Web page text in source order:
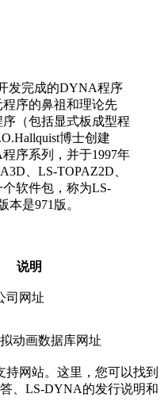
发完成的DYNA程序
序的鼻祖和理论先
（包括显式板成型程
博士创建
序系列，并于1997年
、LS-TOPAZ2D、
软件包，称为LS-
是971版。
说明
司网址
动画数据库网址
网站。这里，您可以找到
、LS-DYNA的发行说明和